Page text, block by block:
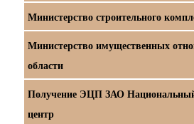
Министерство строительного
Министерство имущественных
области
Получение ЭЦП ЗАО
центр